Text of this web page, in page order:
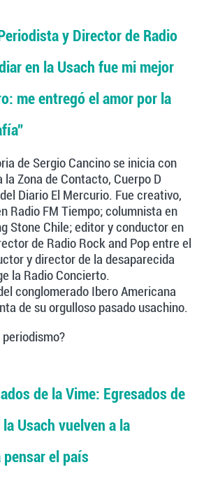
Colección de Libros "A
y Director de Radio
en la Usach fue mi mejor
me entregó el amor por la
de Sergio Cancino se inicia con
Zona de Contacto, Cuerpo D
Diario El Mercurio. Fue creativo,
Radio FM Tiempo; columnista en
Stone Chile; editor y conductor en
de Radio Rock and Pop entre el
y director de la desaparecida
la Radio Concierto.
conglomerado Ibero Americana
de su orgulloso pasado usachino.
Cancino, Periodista y Director de
de futuro: me entregó el amor
de la Vime: Egresados de
Usach vuelven a la
el país